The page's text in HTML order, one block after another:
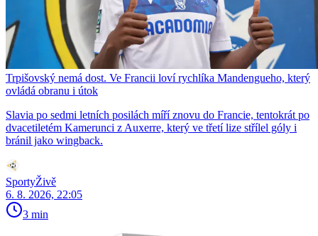
Trpišovský nemá dost. Ve Francii loví rychlíka Mandengueho, který
ovládá obranu i útok
Slavia po sedmi letních posilách míří znovu do Francie, tentokrát po
dvacetiletém Kamerunci z Auxerre, který ve třetí lize střílel góly i
bránil jako wingback.
SportyŽivě
6. 8. 2026, 22:05
3 min